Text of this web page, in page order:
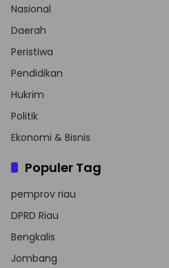
Nasional
Daerah
Peristiwa
Pendidikan
Hukrim
Politik
Ekonomi & Bisnis
Populer Tag
pemprov riau
DPRD Riau
Bengkalis
Jombang